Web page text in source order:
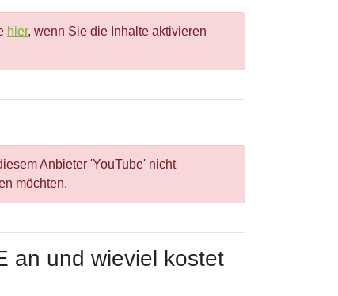
hier, wenn Sie die Inhalte aktivieren
Anbieter 'YouTube' nicht
möchten.
an und wieviel kostet